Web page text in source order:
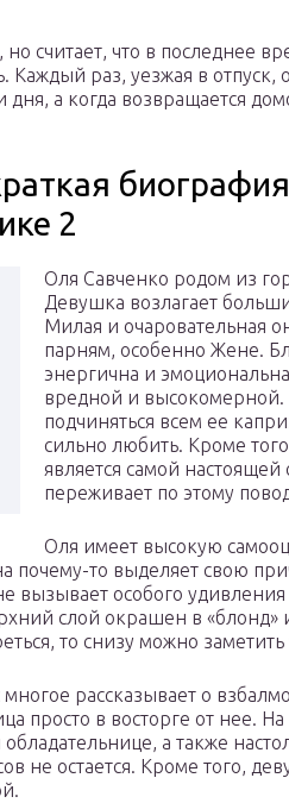
считает, что в последнее
Каждый раз, уезжая в отпуск,
а когда возвращается
2
Оля Савченко родом из
Девушка возлагает
Милая и очаровательная
парням, особенно Жене.
энергична и
вредной и
подчиняться всем ее
сильно любить. Кроме
является самой
переживает по этому
Оля имеет высокую
почему-то выделяет свою
вызывает особого
слой окрашен в «блонд»
то снизу можно
рассказывает о
просто в восторге от нее.
обладательнице, а также
не остается. Кроме того,